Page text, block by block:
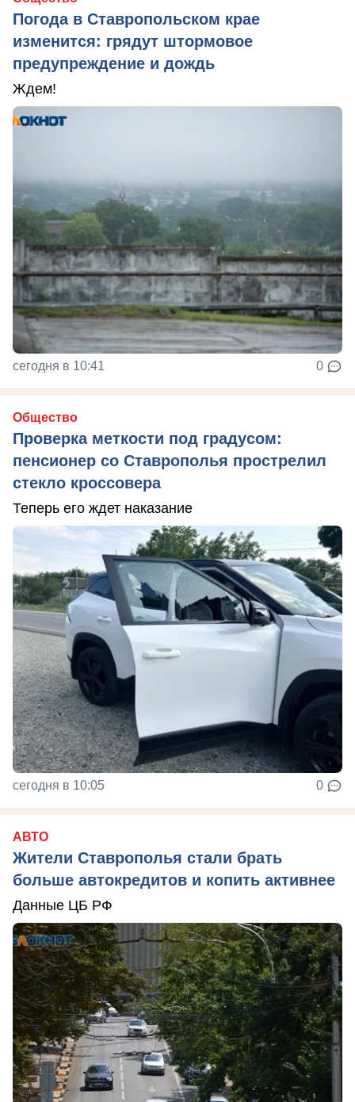
Погода в Ставропольском крае
изменится: грядут штормовое
предупреждение и дождь
Ждем!
сегодня в 10:41 0
Общество
Проверка меткости под градусом:
пенсионер со Ставрополья прострелил
стекло кроссовера
Теперь его ждет наказание
сегодня в 10:05 0
АВТО
Жители Ставрополья стали брать
больше автокредитов и копить активнее
Данные ЦБ РФ